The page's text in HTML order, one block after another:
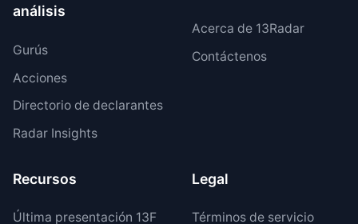
análisis
Gurús
Acciones
Directorio de declarantes
Radar Insights
Acerca de 13Radar
Contáctenos
Recursos
Última presentación 13F
Legal
Términos de servicio